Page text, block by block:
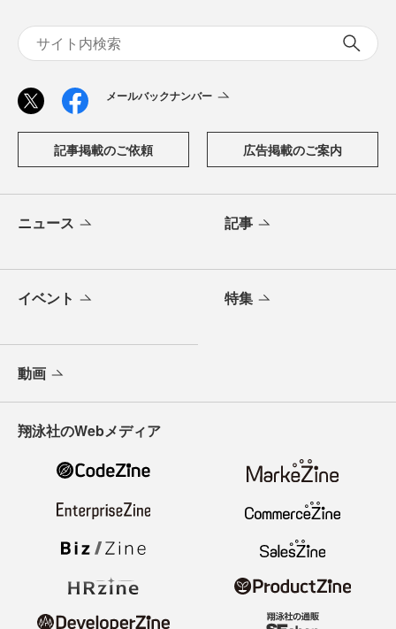
メールバックナンバー
記事掲載のご依頼 広告掲載のご案内
ニュース 記事
イベント 特集
動画
翔泳社のWebメディア